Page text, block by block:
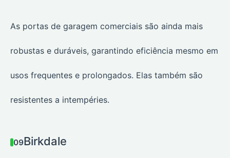
As portas de garagem comerciais são ainda mais
robustas e duráveis, garantindo eficiência mesmo em
usos frequentes e prolongados. Elas também são
resistentes a intempéries.
09Birkdale